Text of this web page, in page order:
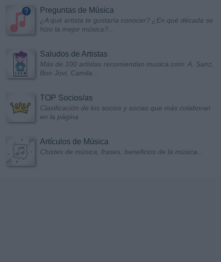
Preguntas de Música
¿A qué artista te gustaría conocer? ¿En qué década se
hizo la mejor música?...
Saludos de Artistas
Más de 100 artistas recomiendan musica.com: A. Sanz,
Bon Jovi, Camila...
TOP Socios/as
Clasificación de los socios y socias que más colaboran
en la página
Artículos de Música
Chistes de música, frases, beneficios de la música...